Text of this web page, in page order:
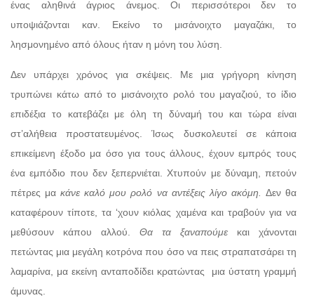
ένας αληθινά άγριος άνεμος. Οι περισσότεροι δεν το
υποψιάζονται καν. Εκείνο το μισάνοιχτο μαγαζάκι, το
λησμονημένο από όλους ήταν η μόνη του λύση.
Δεν υπάρχει χρόνος για σκέψεις. Με μια γρήγορη κίνηση
τρυπώνει κάτω από το μισάνοιχτο ρολό του μαγαζιού, το ίδιο
επιδέξια το κατεβάζει με όλη τη δύναμή του και τώρα είναι
στ’αλήθεια προστατευμένος. Ίσως δυσκολευτεί σε κάποια
επικείμενη έξοδο μα όσο για τους άλλους, έχουν εμπρός τους
ένα εμπόδιο που δεν ξεπερνιέται. Χτυπούν με δύναμη, πετούν
πέτρες μακάνε καλό μου ρολό να αντέξεις λίγο ακόμη. Δεν θα
καταφέρουν τίποτε, τα ‘χουν κιόλας χαμένα και τραβούν για να
μεθύσουν κάπου αλλού. Θα τα ξαναπούμε και χάνονται
πετώντας μια μεγάλη κοτρόνα που όσο να πεις στραπατσάρει τη
λαμαρίνα, μα εκείνη ανταποδίδει κρατώντας
μια ύστατη γραμμή
άμυνας.